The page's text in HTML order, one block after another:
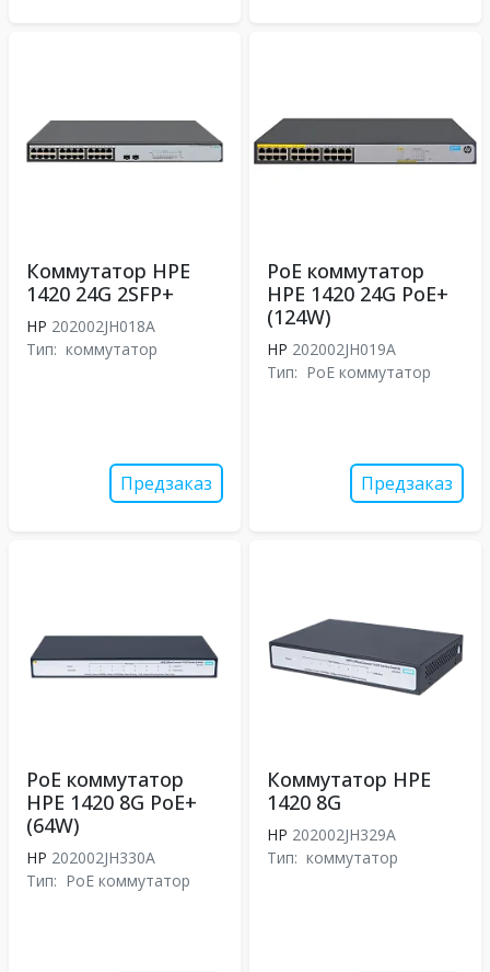
Коммутатор HPE
1420 24G 2SFP+
HP 202002JH018A
Тип: коммутатор
Предзаказ
PoE коммутатор
HPE 1420 24G PoE+
(124W)
HP 202002JH019A
Тип: PoE коммутатор
Предзаказ
PoE коммутатор
HPE 1420 8G PoE+
(64W)
HP 202002JH330A
Тип: PoE коммутатор
Коммутатор HPE
1420 8G
HP 202002JH329A
Тип: коммутатор